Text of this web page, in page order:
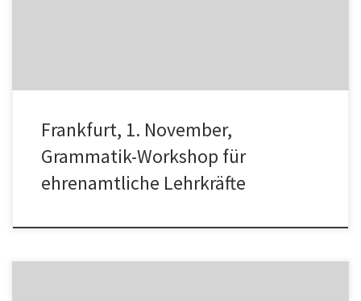
Frankfurt, 1. November,
Grammatik-Workshop für
ehrenamtliche Lehrkräfte